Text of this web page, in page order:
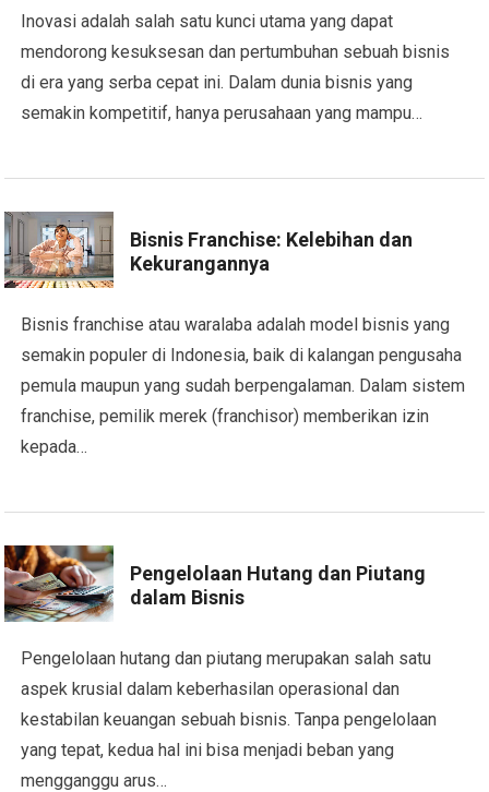
Inovasi adalah salah satu kunci utama yang dapat
mendorong kesuksesan dan pertumbuhan sebuah bisnis
di era yang serba cepat ini. Dalam dunia bisnis yang
semakin kompetitif, hanya perusahaan yang mampu…
Bisnis Franchise: Kelebihan dan
Kekurangannya
Bisnis franchise atau waralaba adalah model bisnis yang
semakin populer di Indonesia, baik di kalangan pengusaha
pemula maupun yang sudah berpengalaman. Dalam sistem
franchise, pemilik merek (franchisor) memberikan izin
kepada…
Pengelolaan Hutang dan Piutang
dalam Bisnis
Pengelolaan hutang dan piutang merupakan salah satu
aspek krusial dalam keberhasilan operasional dan
kestabilan keuangan sebuah bisnis. Tanpa pengelolaan
yang tepat, kedua hal ini bisa menjadi beban yang
mengganggu arus…